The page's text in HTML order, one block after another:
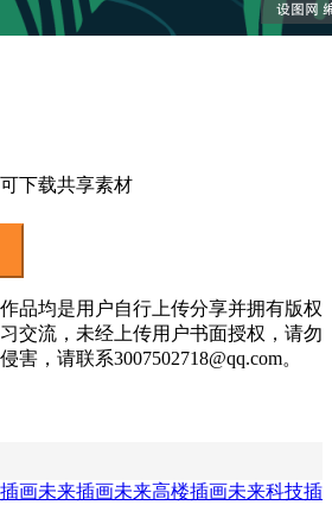
下载共享素材
品均是用户自行上传分享并拥有版权
交流，未经上传用户书面授权，请勿
，请联系3007502718@qq.com。
画未来插画未来高楼插画未来科技插